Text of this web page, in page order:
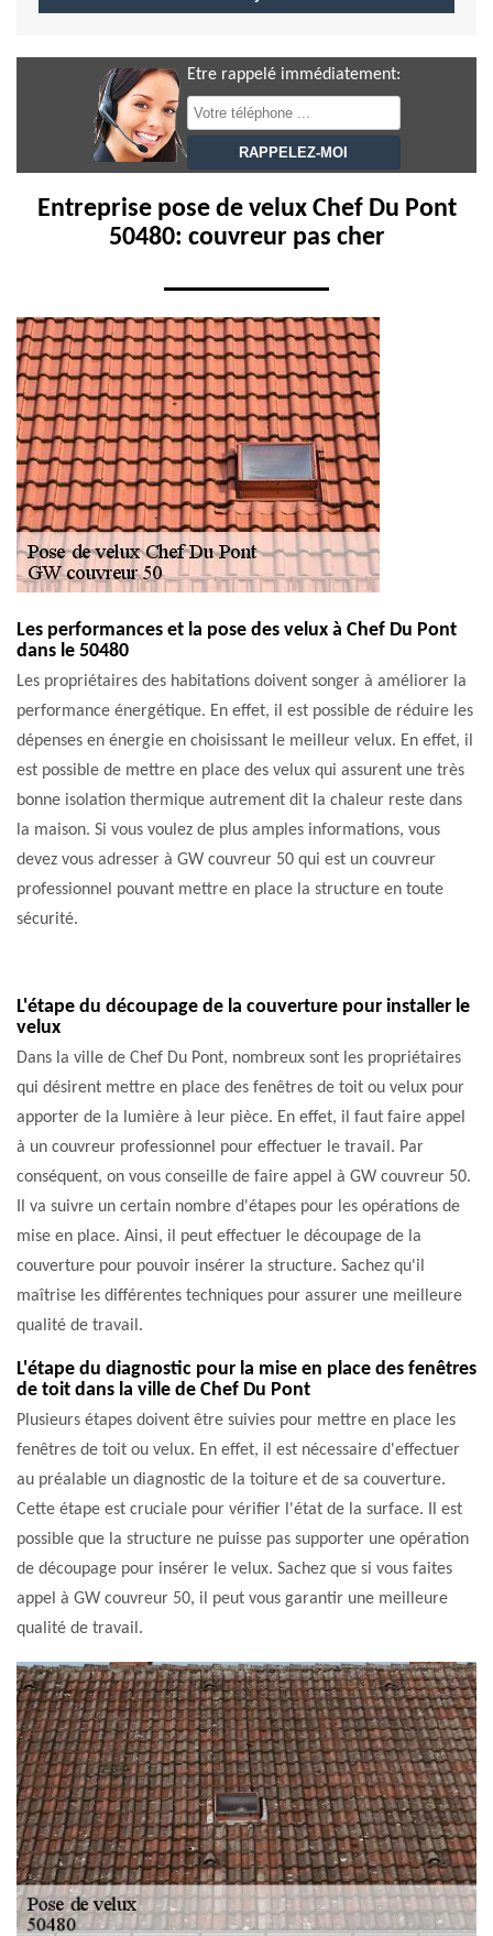
Etre rappelé immédiatement:
Entreprise pose de velux Chef Du Pont
50480: couvreur pas cher
Les performances et la pose des velux à Chef Du Pont
dans le 50480
Les propriétaires des habitations doivent songer à améliorer la
performance énergétique. En effet, il est possible de réduire les
dépenses en énergie en choisissant le meilleur velux. En effet, il
est possible de mettre en place des velux qui assurent une très
bonne isolation thermique autrement dit la chaleur reste dans
la maison. Si vous voulez de plus amples informations, vous
devez vous adresser à GW couvreur 50 qui est un couvreur
professionnel pouvant mettre en place la structure en toute
sécurité.
L'étape du découpage de la couverture pour installer le
velux
Dans la ville de Chef Du Pont, nombreux sont les propriétaires
qui désirent mettre en place des fenêtres de toit ou velux pour
apporter de la lumière à leur pièce. En effet, il faut faire appel
à un couvreur professionnel pour effectuer le travail. Par
conséquent, on vous conseille de faire appel à GW couvreur 50.
Il va suivre un certain nombre d'étapes pour les opérations de
mise en place. Ainsi, il peut effectuer le découpage de la
couverture pour pouvoir insérer la structure. Sachez qu'il
maîtrise les différentes techniques pour assurer une meilleure
qualité de travail.
L'étape du diagnostic pour la mise en place des fenêtres
de toit dans la ville de Chef Du Pont
Plusieurs étapes doivent être suivies pour mettre en place les
fenêtres de toit ou velux. En effet, il est nécessaire d'effectuer
au préalable un diagnostic de la toiture et de sa couverture.
Cette étape est cruciale pour vérifier l'état de la surface. Il est
possible que la structure ne puisse pas supporter une opération
de découpage pour insérer le velux. Sachez que si vous faites
appel à GW couvreur 50, il peut vous garantir une meilleure
qualité de travail.